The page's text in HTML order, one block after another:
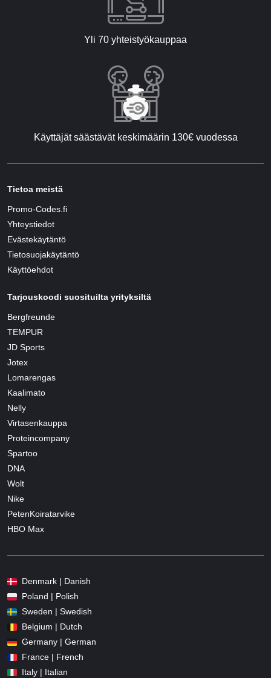
Yli 70 yhteistyökauppaa
Käyttäjät säästävät keskimäärin 130€ vuodessa
Tietoa meistä
Promo-Codes.fi
Yhteystiedot
Evästekäytäntö
Tietosuojakäytäntö
Käyttöehdot
Tarjouskoodi suosituilta yrityksiltä
Bergfreunde
TEMPUR
JD Sports
Jotex
Lomarengas
Kaalimato
Nelly
Virtasenkauppa
Proteincompany
Spartoo
DNA
Wolt
Nike
PetenKoiratarvike
HBO Max
Denmark | Danish
Poland | Polish
Sweden | Swedish
Belgium | Dutch
Germany | German
France | French
Italy | Italian